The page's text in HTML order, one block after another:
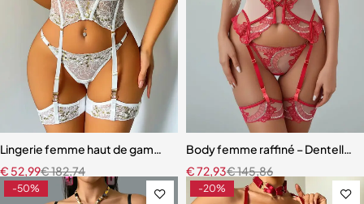
Lingerie femme haut de gamme – Dentelle raffinée avec effet
€182,74
€ 52,99
Body femme raffiné – Dentelle,
€145,86
€72,93
-50% -20%